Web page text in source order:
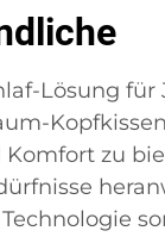
Lösung für
zu